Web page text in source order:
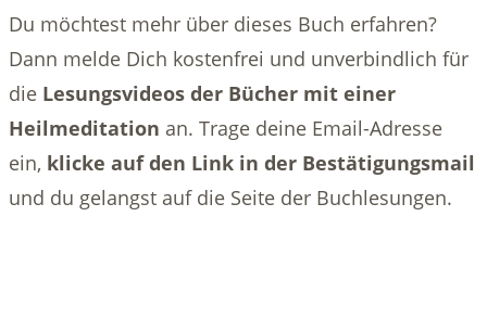
Du möchtest mehr über dieses Buch erfahren?
Dann melde Dich kostenfrei und unverbindlich für
die Lesungsvideos der Bücher mit einer
Heilmeditation an. Trage deine Email-Adresse
ein, klicke auf den Link in der Bestätigungsmail
und du gelangst auf die Seite der Buchlesungen.